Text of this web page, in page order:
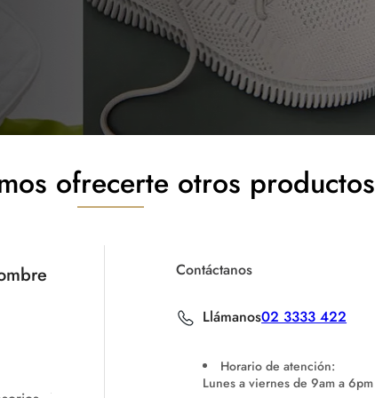
ofrecerte otros productos
Contáctanos
Llámanos02 3333 422
Horario de atención:
Lunes a viernes de 9am a 6pm